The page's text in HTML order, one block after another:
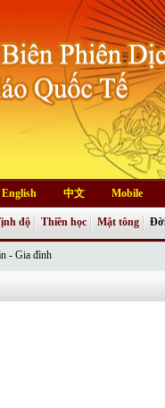
English 中文 Mobile
độ Thiền học Mật tông
- Gia đình